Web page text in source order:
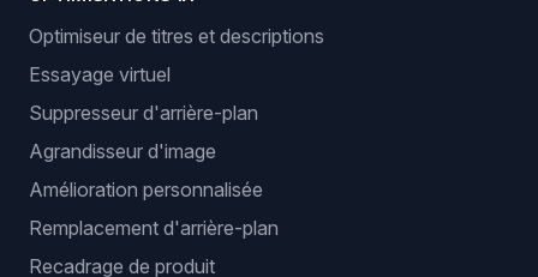
Optimiseur de titres et descriptions
Essayage virtuel
Suppresseur d'arrière-plan
Agrandisseur d'image
Amélioration personnalisée
Remplacement d'arrière-plan
Recadrage de produit